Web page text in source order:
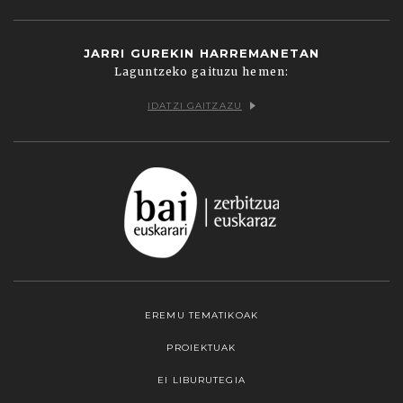
JARRI GUREKIN HARREMANETAN
Laguntzeko gaituzu hemen:
IDATZI GAITZAZU
EREMU TEMATIKOAK
PROIEKTUAK
EI LIBURUTEGIA